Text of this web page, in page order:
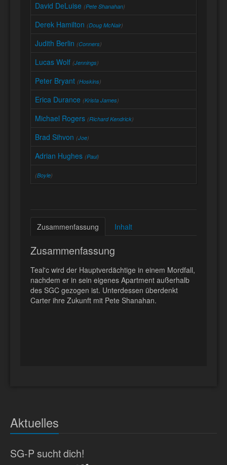
David DeLuise (Pete Shanahan)
Derek Hamilton (Doug McNair)
Judith Berlin (Conners)
Lucas Wolf (Jennings)
Peter Bryant (Hoskins)
Erica Durance (Krista James)
Michael Rogers (Richard Kendrick)
Brad Sihvon (Joe)
Adrian Hughes (Paul)
(Boyle)
Zusammenfassung Inhalt
Zusammenfassung
Teal'c wird der Hauptverdächtige in einem Mordfall,
nachdem er in sein eigenes Apartment außerhalb
des SGC gezogen ist. Unterdessen überdenkt
Carter ihre Zukunft mit Pete Shanahan.
Aktuelles
SG-P sucht dich!